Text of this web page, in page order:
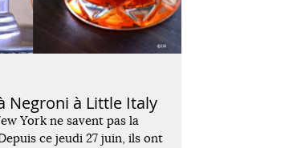
Negroni à Little Italy
York ne savent pas la
ce jeudi 27 juin, ils ont